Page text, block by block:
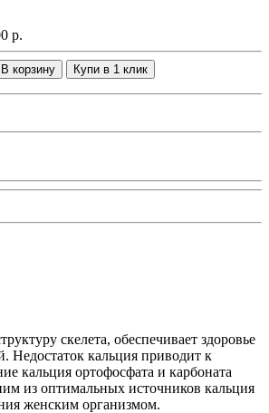
р.
В корзину Купи в 1 клик
скелета, обеспечивает здоровье
Недостаток кальция приводит к
кальция ортофосфата и карбоната
из оптимальных источников кальция
женским организмом.